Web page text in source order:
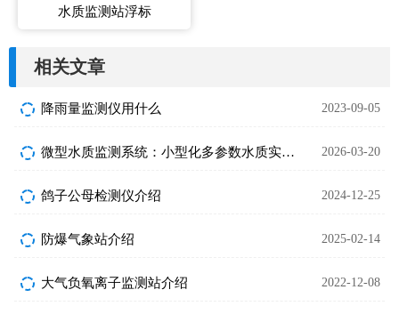
水质监测站浮标
相关文章
降雨量监测仪用什么 2023-09-05
微型水质监测系统：小型化多参数水质实时监测设备 2026-03-20
鸽子公母检测仪介绍 2024-12-25
防爆气象站介绍 2025-02-14
大气负氧离子监测站介绍 2022-12-08